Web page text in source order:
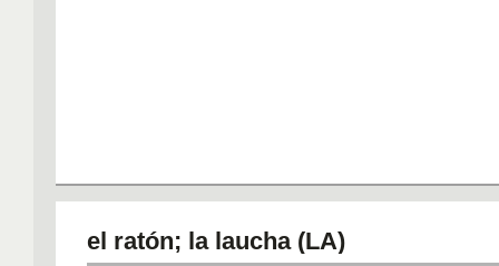
el ratón; la laucha (LA)